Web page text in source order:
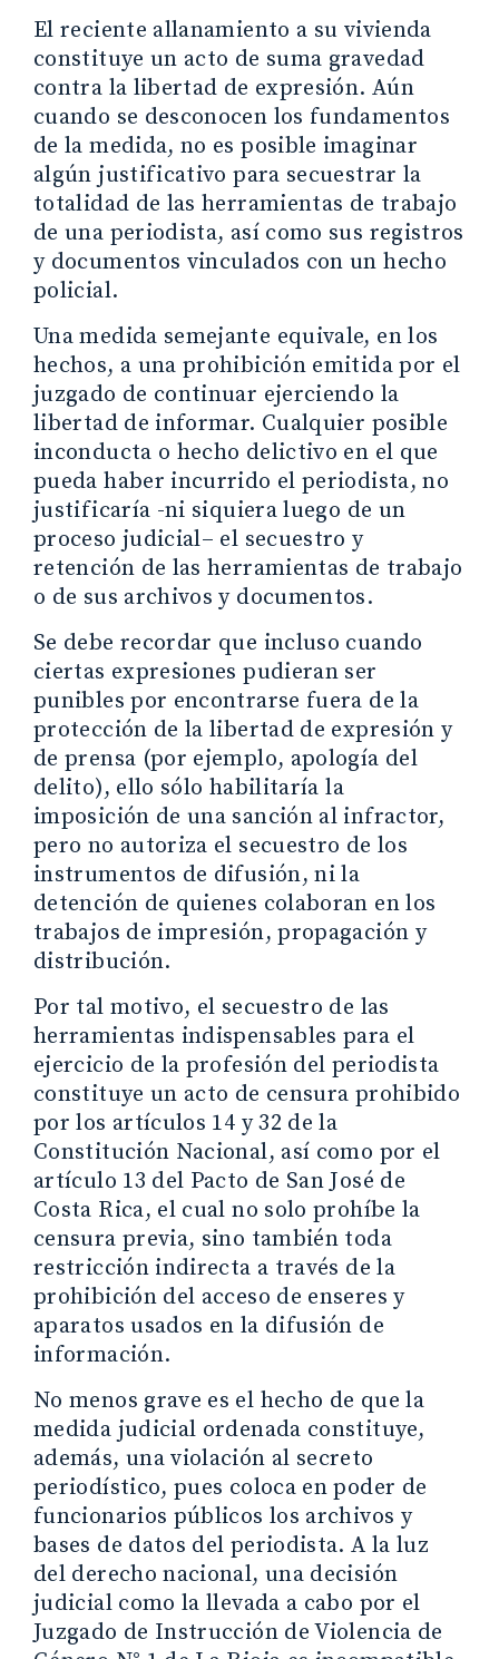
El reciente allanamiento a su vivienda
constituye un acto de suma gravedad
contra la libertad de expresión. Aún
cuando se desconocen los fundamentos
de la medida, no es posible imaginar
algún justificativo para secuestrar la
totalidad de las herramientas de trabajo
de una periodista, así como sus registros
y documentos vinculados con un hecho
policial.
Una medida semejante equivale, en los
hechos, a una prohibición emitida por el
juzgado de continuar ejerciendo la
libertad de informar. Cualquier posible
inconducta o hecho delictivo en el que
pueda haber incurrido el periodista, no
justificaría -ni siquiera luego de un
proceso judicial– el secuestro y
retención de las herramientas de trabajo
o de sus archivos y documentos.
Se debe recordar que incluso cuando
ciertas expresiones pudieran ser
punibles por encontrarse fuera de la
protección de la libertad de expresión y
de prensa (por ejemplo, apología del
delito), ello sólo habilitaría la
imposición de una sanción al infractor,
pero no autoriza el secuestro de los
instrumentos de difusión, ni la
detención de quienes colaboran en los
trabajos de impresión, propagación y
distribución.
Por tal motivo, el secuestro de las
herramientas indispensables para el
ejercicio de la profesión del periodista
constituye un acto de censura prohibido
por los artículos 14 y 32 de la
Constitución Nacional, así como por el
artículo 13 del Pacto de San José de
Costa Rica, el cual no solo prohíbe la
censura previa, sino también toda
restricción indirecta a través de la
prohibición del acceso de enseres y
aparatos usados en la difusión de
información.
No menos grave es el hecho de que la
medida judicial ordenada constituye,
además, una violación al secreto
periodístico, pues coloca en poder de
funcionarios públicos los archivos y
bases de datos del periodista. A la luz
del derecho nacional, una decisión
judicial como la llevada a cabo por el
Juzgado de Instrucción de Violencia de